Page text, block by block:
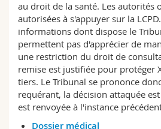
au droit de la santé. Les autorités
autorisées à s'appuyer sur la
informations dont dispose le
permettent pas d'apprécier de
une restriction du droit de
remise est justifiée pour protéger
tiers. Le Tribunal se prononce
requérant, la décision attaquée
est renvoyée à l'instance
Dossier médical